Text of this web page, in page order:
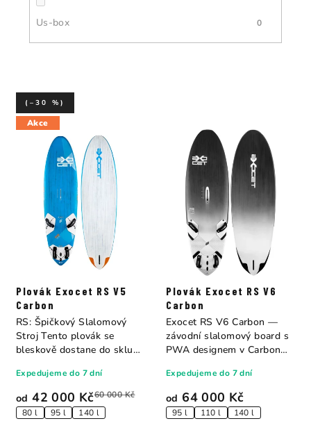
Us-box 0
Akce
Plovák Exocet RS V5
Carbon
od 42 000 Kč60 000 Kč
(–30 %)
80 l 95 l 140 l
Expedujeme do 7 dní
RS: Špičkový Slalomový
Stroj Tento plovák se
bleskově dostane do skluzu
Plovák Exocet RS V6
Carbon
od 64 000 Kč
95 l 110 l 140 l
Expedujeme do 7 dní
Exocet RS V6 Carbon —
závodní slalomový board s
PWA designem v Carbon